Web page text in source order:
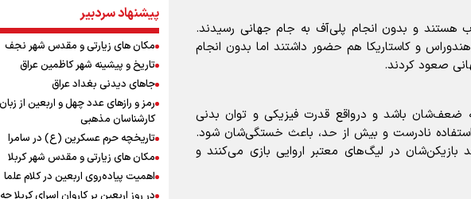
هستند و بدون انجام پلی‌آف به جام جهانی رسیدند.
و کاستاریکا هم حضور داشتند اما بدون انجام
صعود کردند.
ضعف‌شان باشد و درواقع قدرت فیزیکی و توان بدنی
استفاده نادرست و بیش از حد، باعث خستگی‌شان شود.
بازیکن‌شان در لیگ‌های معتبر اروایی بازی می‌کنند و
ترامپ انگشت تهدید را به سمت
گرفت؛ اقتصادتان را به هم می‌ریزم
پالایشگاه نفت اسلواکی منفجر شد
نصیری: امیدوارم با خوشرنگ‌ترین
ایران برگردیم/ حضور شهاب حسینی در
تیم انگیزه می‌دهد/ امیدوارم پرسپولیس
فصل موفقی داشته باشد
میان صعود و سقوط
از گوشت ۴ هزار تومانی تا بازار
افت ۳۰ درصدی قیمت دام، گوشت
نمی‌شود
پیشنهاد سردبیر
مکان های زیارتی و مقدس شهر نجف
تاریخ و پیشینه شهر کاظمین عراق
جاهای دیدنی بغداد عراق
رمز و رازهای عدد چهل و اربعین از زبان
کارشناسان مذهبی
تاریخچه حرم عسکرین (ع) در سامرا
مکان های زیارتی و مقدس شهر کربلا
اهمیت پیاده‌روی اربعین در کلام علما
در روز اربعین بر کاروان اسرای کربلا چه